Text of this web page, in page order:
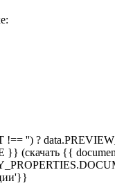
!== '') ?
}} (скачать {{